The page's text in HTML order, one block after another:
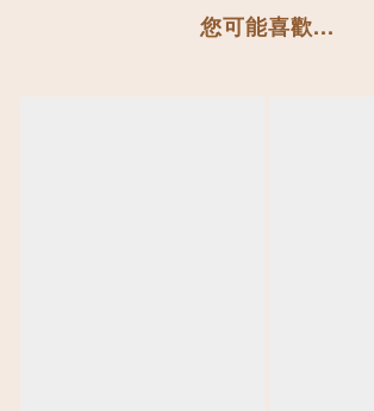
您可能喜歡...